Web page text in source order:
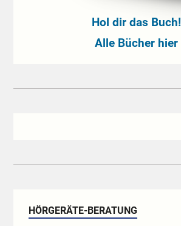
Hol dir das Buch!
Alle Bücher hier
HÖRGERÄTE-BERATUNG